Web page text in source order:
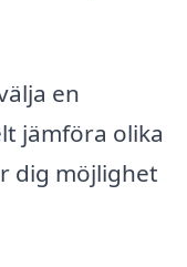
en
jämföra olika
dig möjlighet